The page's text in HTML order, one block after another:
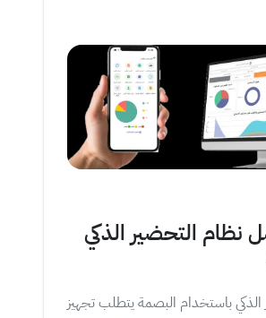
نظام التحضير الذكي
باستخدام البصمة يتطلب تجهيز